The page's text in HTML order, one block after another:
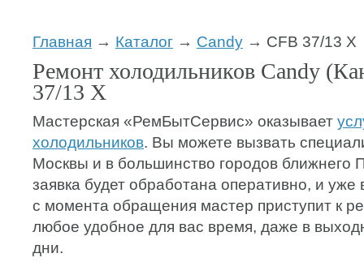
Главная → Каталог → Candy → CFB 37/13 X
Ремонт холодильников Candy
37/13 X
Мастерская «РемБытСервис» оказывает
холодильников. Вы можете вызвать
Москвы и в большинство городов ближнего
заявка будет обработана оперативно, и уже
с момента обращения мастер приступит к
любое удобное для вас время, даже в
дни.